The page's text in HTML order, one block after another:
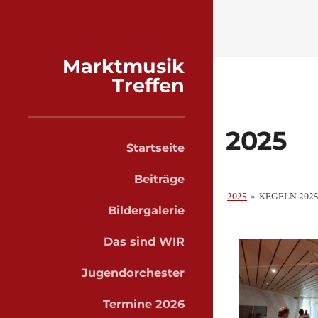
Marktmusik
Treffen
Startseite
Beiträge
Bildergalerie
Das sind WIR
Jugendorchester
Termine 2026
2025
2025 » KEGELN